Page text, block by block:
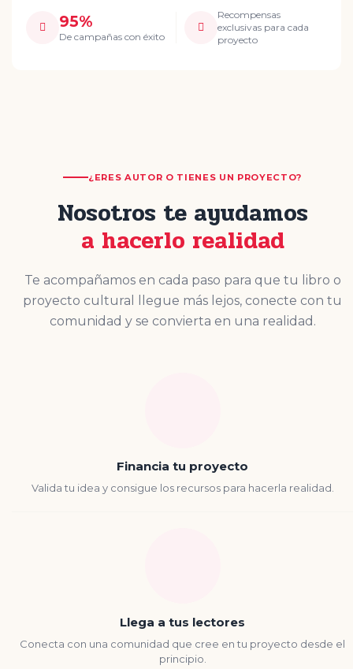
95%
De campañas con éxito
Recompensas
exclusivas para cada
proyecto
¿ERES AUTOR O TIENES UN PROYECTO?
Nosotros te ayudamos
a hacerlo realidad
Te acompañamos en cada paso para que tu libro o
proyecto cultural llegue más lejos, conecte con tu
comunidad y se convierta en una realidad.
Financia tu proyecto
Valida tu idea y consigue los recursos para hacerla realidad.
Llega a tus lectores
Conecta con una comunidad que cree en tu proyecto desde el
principio.